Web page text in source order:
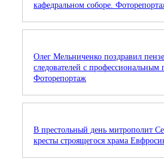
кафедральном соборе.
Олег Мельниченко поздравил
следователей с профессиональным
Фоторепортаж
В престольный день митрополит
кресты строящегося храма